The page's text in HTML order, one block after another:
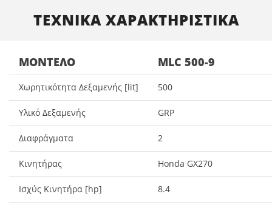
ΤΕΧΝΙΚΑ ΧΑΡΑΚΤΗΡΙΣΤΙΚΑ
ΜΟΝΤΈΛΟ
Χωρητικότητα Δεξαμενής [lit]
Υλικό Δεξαμενής
Διαφράγματα
Κινητήρας
Ισχύς Κινητήρα [hp]
MLC 500-9
500
GRP
2
Honda GX270
8.4